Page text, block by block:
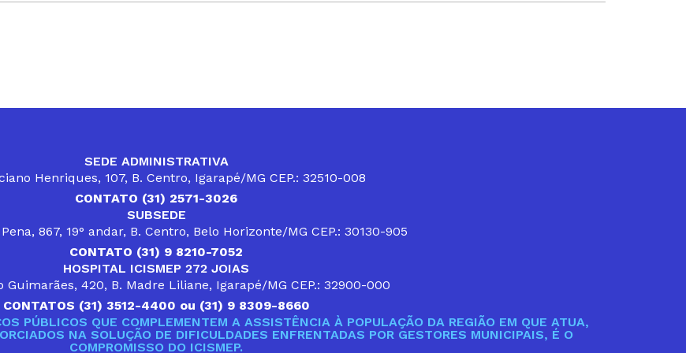
SEDE ADMINISTRATIVA
Henriques, 107, B. Centro, Igarapé/MG CEP.: 32510-008
CONTATO (31) 2571-3026
SUBSEDE
867, 19° andar, B. Centro, Belo Horizonte/MG CEP.: 30130-905
CONTATO (31) 9 8210-7052
HOSPITAL ICISMEP 272 JOIAS
Guimarães, 420, B. Madre Liliane, Igarapé/MG CEP.: 32900-000
CONTATOS (31) 3512-4400 ou (31) 9 8309-8660
PÚBLICOS QUE COMPLEMENTEM A ASSISTÊNCIA À POPULAÇÃO DA REGIÃO EM QUE ATUA,
NA SOLUÇÃO DE DIFICULDADES ENFRENTADAS POR GESTORES MUNICIPAIS, É O
COMPROMISSO DO ICISMEP.